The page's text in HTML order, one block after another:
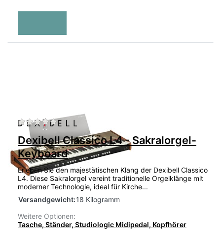
Zu diesem Produkt liegen noch keine
Dexibell Classico L4 - Sakralorgel-
Keyboard
Erleben Sie den majestätischen Klang der Dexibell Classico
L4. Diese Sakralorgel vereint traditionelle Orgelklänge mit
moderner Technologie, ideal für Kirche...
Versandgewicht:18 Kilogramm
Weitere Optionen:
Tasche, Ständer, Studiologic Midipedal, Kopfhörer